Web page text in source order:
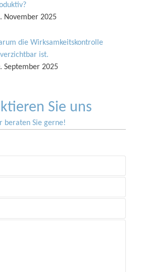
November 2025
die Wirksamkeitskontrolle
ist.
September 2025
Sie uns
beraten Sie gerne!